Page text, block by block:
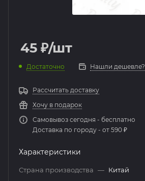
45 ₽/шт
Достаточно Нашли дешевле?
Рассчитать доставку
Хочу в подарок
Самовывоз сегодня - бесплатно
Доставка по городу - от 590 ₽
Характеристики
Страна производства — Китай